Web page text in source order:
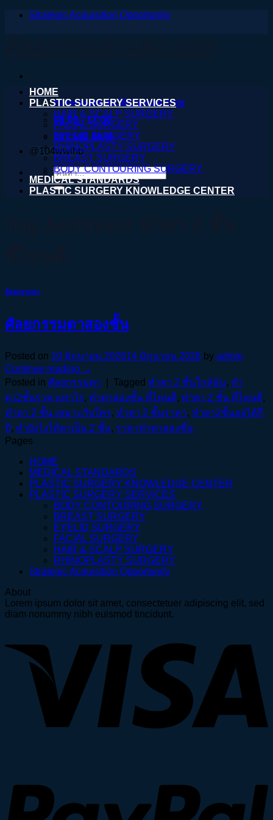
ข้าม
Strategic Acquisition Opportunity
nareeratsale936@gmail.com
08:00 - 17:00
061 590 6036
@104wwihb
ค้นหา:
HOME
PLASTIC SURGERY SERVICES
HAIR & SCALP SURGERY
FACIAL SURGERY
EYELID SURGERY
RHINOPLASTY SURGERY
BREAST SURGERY
BODY CONTOURING SURGERY
MEDICAL STANDARDS
PLASTIC SURGERY KNOWLEDGE CENTER
ศัลยกรรมตา
ศัลยกรรมตาสองชั้น
Posted on 10 มิถุนายน 202614 มิถุนายน 2026 by admin
Continue reading →
Posted in ศัลยกรรมตา Tagged ทําตา 2 ชั้นใกล้ฉัน, ทํา
ตา2ชั้นราคาเท่าไร, ทําตาสองชั้น ที่ไหนดี, ทำตา 2 ชั้น ที่ไหนดี,
ทำตา 2 ชั้น เหมาะกับใคร, ทำตา 2 ชั้นราคา, ทำตา2ชั้นอยู่ได้กี่
ปี, ทำยังไงให้ตาเป็น 2 ชั้น, ราคาทําตาสองชั้น
Pages
HOME
MEDICAL STANDARDS
PLASTIC SURGERY KNOWLEDGE CENTER
PLASTIC SURGERY SERVICES
BODY CONTOURING SURGERY
BREAST SURGERY
EYELID SURGERY
FACIAL SURGERY
HAIR & SCALP SURGERY
RHINOPLASTY SURGERY
Strategic Acquisition Opportunity
About
Lorem ipsum dolor sit amet, consectetuer adipiscing elit, sed
diam nonummy nibh euismod tincidunt.